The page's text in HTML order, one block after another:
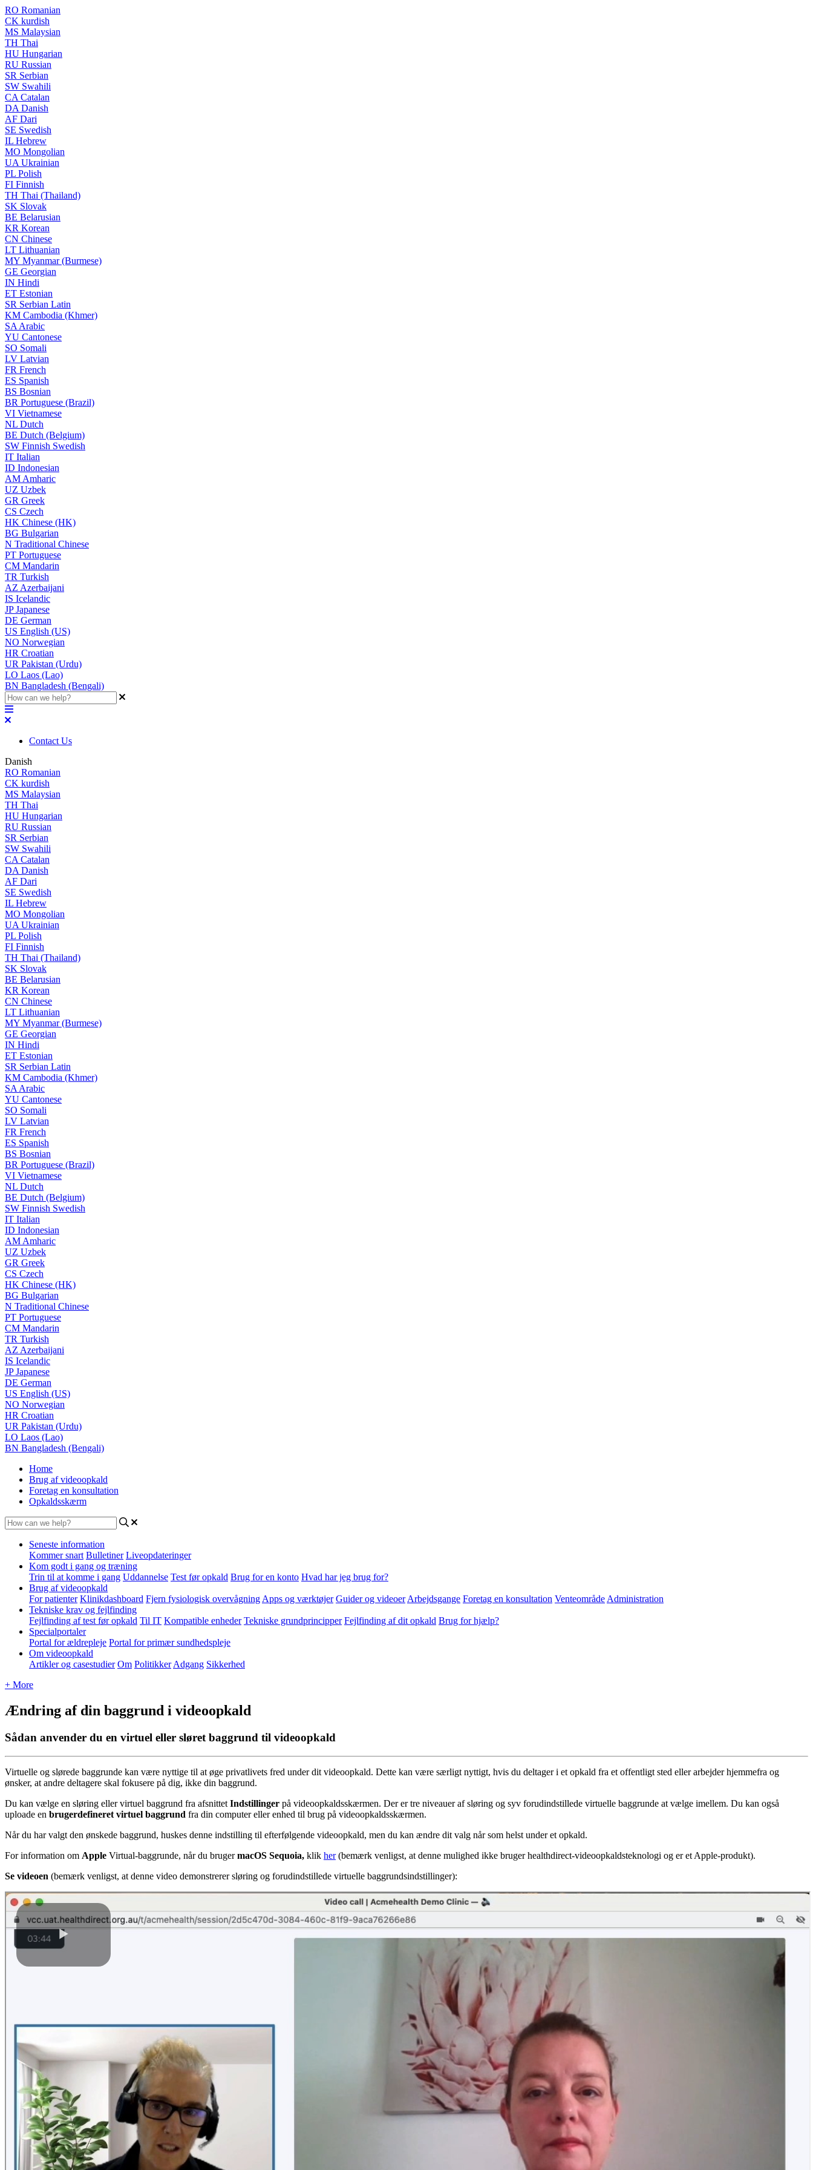
RO Romanian
CK kurdish
MS Malaysian
TH Thai
HU Hungarian
RU Russian
SR Serbian
SW Swahili
CA Catalan
DA Danish
AF Dari
SE Swedish
IL Hebrew
MO Mongolian
UA Ukrainian
PL Polish
FI Finnish
TH Thai (Thailand)
SK Slovak
BE Belarusian
KR Korean
CN Chinese
LT Lithuanian
MY Myanmar (Burmese)
GE Georgian
IN Hindi
ET Estonian
SR Serbian Latin
KM Cambodia (Khmer)
SA Arabic
YU Cantonese
SO Somali
LV Latvian
FR French
ES Spanish
BS Bosnian
BR Portuguese (Brazil)
VI Vietnamese
NL Dutch
BE Dutch (Belgium)
SW Finnish Swedish
IT Italian
ID Indonesian
AM Amharic
UZ Uzbek
GR Greek
CS Czech
HK Chinese (HK)
BG Bulgarian
N Traditional Chinese
PT Portuguese
CM Mandarin
TR Turkish
AZ Azerbaijani
IS Icelandic
JPJapanese
DE German
US English (US)
NO Norwegian
HR Croatian
UR Pakistan (Urdu)
LO Laos (Lao)
BN Bangladesh (Bengali)
Contact Us
Danish
RO Romanian
CK kurdish
MS Malaysian
TH Thai
HU Hungarian
RU Russian
SR Serbian
SW Swahili
CA Catalan
DA Danish
AF Dari
SE Swedish
IL Hebrew
MO Mongolian
UA Ukrainian
PL Polish
FI Finnish
TH Thai (Thailand)
SK Slovak
BE Belarusian
KR Korean
CN Chinese
LT Lithuanian
MY Myanmar (Burmese)
GE Georgian
IN Hindi
ET Estonian
SR Serbian Latin
KM Cambodia (Khmer)
SA Arabic
YU Cantonese
SO Somali
LV Latvian
FR French
ES Spanish
BS Bosnian
BR Portuguese (Brazil)
VI Vietnamese
NL Dutch
BE Dutch (Belgium)
SW Finnish Swedish
IT Italian
ID Indonesian
AM Amharic
UZ Uzbek
GR Greek
CS Czech
HK Chinese (HK)
BG Bulgarian
N Traditional Chinese
PT Portuguese
CM Mandarin
TR Turkish
AZ Azerbaijani
IS Icelandic
JPJapanese
DE German
US English (US)
NO Norwegian
HR Croatian
UR Pakistan (Urdu)
LO Laos (Lao)
BN Bangladesh (Bengali)
Home
Brug af videoopkald
Foretag en konsultation
Opkaldsskærm
Seneste information
Kommer snart Bulletiner Liveopdateringer
Kom godt i gang og træning
Trin til at komme i gang Uddannelse Test før opkald Brug for en konto Hvad har jeg brug for?
Brug af videoopkald
For patienter Klinikdashboard Fjern fysiologisk overvågning Apps og værktøjer Guider og videoer Arbejdsgange Foretag en konsultation Venteområde Administration
Tekniske krav og fejlfinding
Fejlfinding af test før opkald Til IT Kompatible enheder Tekniske grundprincipper Fejlfinding af dit opkald Brug for hjælp?
Specialportaler
Portal for ældrepleje Portal for primær sundhedspleje
Om videoopkald
Artikler og casestudier Om Politikker Adgang Sikkerhed
+ More
Ændring af din baggrund i videoopkald
Sådan anvender du en virtuel eller sløret baggrund til videoopkald
Virtuelle og slørede baggrunde kan være nyttige til at øge privatlivets fred under dit videoopkald. Dette kan være særligt nyttigt, hvis du deltager i et opkald fra et offentligt sted eller arbejder hjemmefra og
ønsker, at andre deltagere skal fokusere på dig, ikke din baggrund.
Du kan vælge en sløring eller virtuel baggrund fra afsnittet Indstillinger på videoopkaldsskærmen. Der er tre niveauer af sløring og syv forudindstillede virtuelle baggrunde at vælge imellem. Du kan også
uploade en brugerdefineret virtuel baggrund fra din computer eller enhed til brug på videoopkaldsskærmen.
Når du har valgt den ønskede baggrund, huskes denne indstilling til efterfølgende videoopkald, men du kan ændre dit valg når som helst under et opkald.
For information om Apple Virtual-baggrunde, når du bruger macOS Sequoia, klik her (bemærk venligst, at denne mulighed ikke bruger healthdirect-videoopkaldsteknologi og er et Apple-produkt).
Se videoen (bemærk venligst, at denne video demonstrerer sløring og forudindstillede virtuelle baggrundsindstillinger):